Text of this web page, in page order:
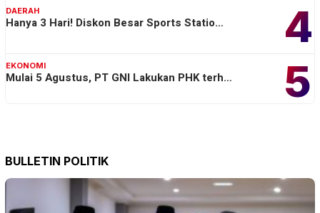
4
DAERAH
Hanya 3 Hari! Diskon Besar Sports Statio…
5
EKONOMI
Mulai 5 Agustus, PT GNI Lakukan PHK terh…
BULLETIN POLITIK